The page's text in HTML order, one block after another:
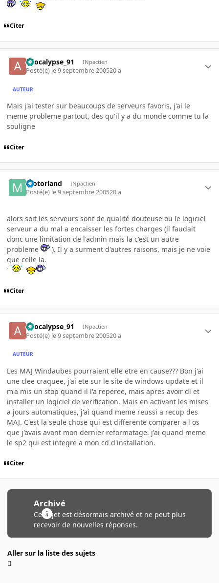
Citer
apocalypse_91 INpactien
Posté(e) le 9 septembre 200520 a
AUTEUR
Mais j'ai tester sur beaucoups de serveurs favoris, j'ai le
meme probleme partout, des qu'il y a du monde comme tu la
souligne
Citer
motorland INpactien
Posté(e) le 9 septembre 200520 a
alors soit les serveurs sont de qualité douteuse ou le logiciel
serveur a du mal a encaisser les fortes charges (il faudait
donc une limitation de l'admin mais la c'est un autre
probleme
). Il y a surment d'autres raisons, mais je ne voie
que celle la.
Citer
apocalypse_91 INpactien
Posté(e) le 9 septembre 200520 a
AUTEUR
Les MAJ Windaubes pourraient elle etre en cause??? Bon j'ai
une clee craquee, j'ai ete sur le site de windows update et il
m'a mis un stop quand il l'a reperee, mais apres avoir dl et
installer un logiciel de verification. Mais en activant les mises
a jours automatiques, j'ai quand meme reussi a recup des
MAJ. C'est la seule chose qui est differente comparer a l os
que j'avais avant mon dernier reformatage. j'ai quand meme
le sp2 qui est integre a mon cd d'installation.
Citer
Archivé
Ce sujet est désormais archivé et ne peut plus
recevoir de nouvelles réponses.
Aller sur la liste des sujets